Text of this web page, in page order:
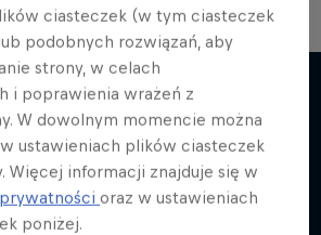
ciasteczek (w tym ciasteczek
podobnych rozwiązań, aby
strony, w celach
i poprawienia wrażeń z
W dowolnym momencie można
ustawieniach plików ciasteczek
Więcej informacji znajduje się w
oraz w ustawieniach
poniżej.